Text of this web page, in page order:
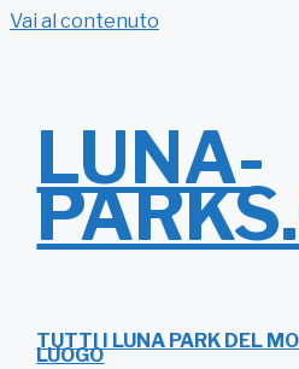
Vai al contenuto
LUNA-
TUTTI I LUNA PARK DEL
LUOGO